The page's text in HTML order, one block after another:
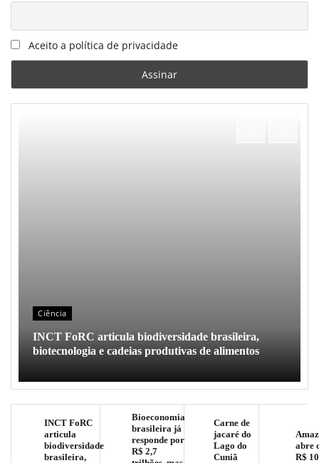
Aceito a política de privacidade
Ciência
INCT FoRC articula biodiversidade brasileira,
biotecnologia e cadeias produtivas de alimentos
INCT FoRC
articula
biodiversidade
brasileira,
Bioeconomia
brasileira já
responde por
R$ 2,7
Carne de
jacaré do
Lago do
Cuniã
abre
R$